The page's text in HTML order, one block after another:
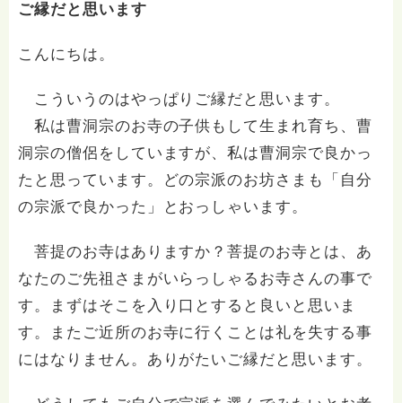
ご縁だと思います
こんにちは。
こういうのはやっぱりご縁だと思います。
私は曹洞宗のお寺の子供もして生まれ育ち、曹
洞宗の僧侶をしていますが、私は曹洞宗で良かっ
たと思っています。どの宗派のお坊さまも「自分
の宗派で良かった」とおっしゃいます。
菩提のお寺はありますか？菩提のお寺とは、あ
なたのご先祖さまがいらっしゃるお寺さんの事で
す。まずはそこを入り口とすると良いと思いま
す。またご近所のお寺に行くことは礼を失する事
にはなりません。ありがたいご縁だと思います。